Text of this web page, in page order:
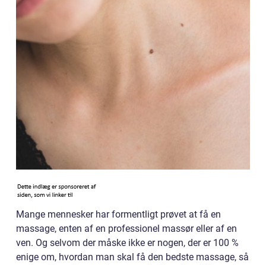
Mange mennesker har formentligt prøvet at få en
massage, enten af en professionel massør eller af en
ven. Og selvom der måske ikke er nogen, der er 100 %
enige om, hvordan man skal få den bedste massage, så